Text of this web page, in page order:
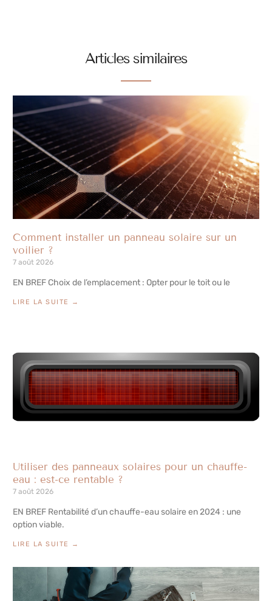
Articles similaires
Comment installer un panneau solaire sur un
voilier ?
7 août 2026
EN BREF Choix de l’emplacement : Opter pour le toit ou le
LIRE LA SUITE →
Utiliser des panneaux solaires pour un chauffe-
eau : est-ce rentable ?
7 août 2026
EN BREF Rentabilité d’un chauffe-eau solaire en 2024 : une
option viable.
LIRE LA SUITE →